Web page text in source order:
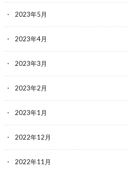
2023年5月
2023年4月
2023年3月
2023年2月
2023年1月
2022年12月
2022年11月